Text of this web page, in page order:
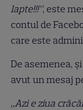
lapte!!!”, este
contul de
care este
De asemenea,
avut un mesaj
„Azi e ziua